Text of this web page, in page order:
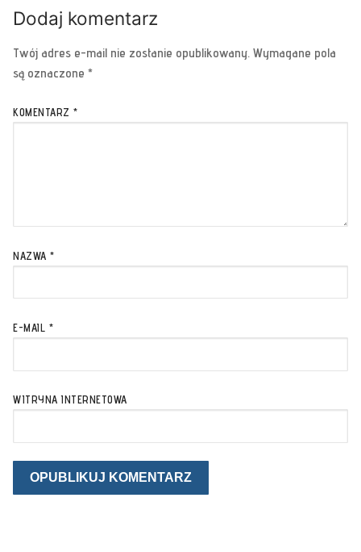
Dodaj komentarz
Twój adres e-mail nie zostanie opublikowany. Wymagane pola
są oznaczone *
KOMENTARZ *
NAZWA *
E-MAIL *
WITRYNA INTERNETOWA